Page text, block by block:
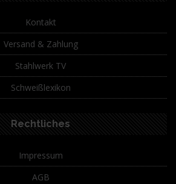
Kontakt
Versand & Zahlung
Stahlwerk TV
Schweißlexikon
Rechtliches
Impressum
AGB